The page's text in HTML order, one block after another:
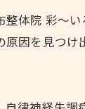
体院 彩～い
因を見つ